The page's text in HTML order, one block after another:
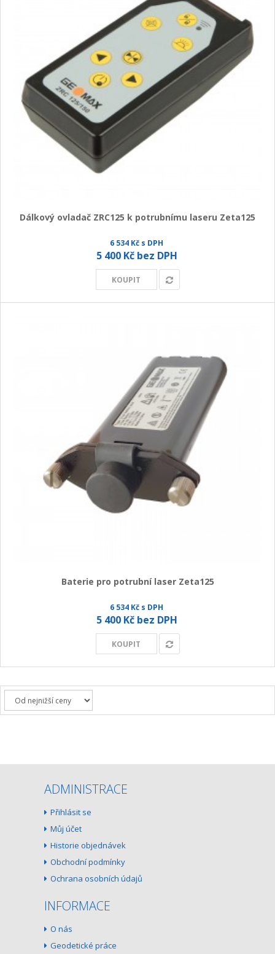
Dálkový ovladač ZRC125 k potrubnímu laseru Zeta125
6 534 Kč s DPH
5 400 Kč bez DPH
KOUPIT
Baterie pro potrubní laser Zeta125
6 534 Kč s DPH
5 400 Kč bez DPH
KOUPIT
ADMINISTRACE
Přihlásit se
Můj účet
Historie objednávek
Obchodní podmínky
Ochrana osobních údajů
INFORMACE
O nás
Geodetické práce